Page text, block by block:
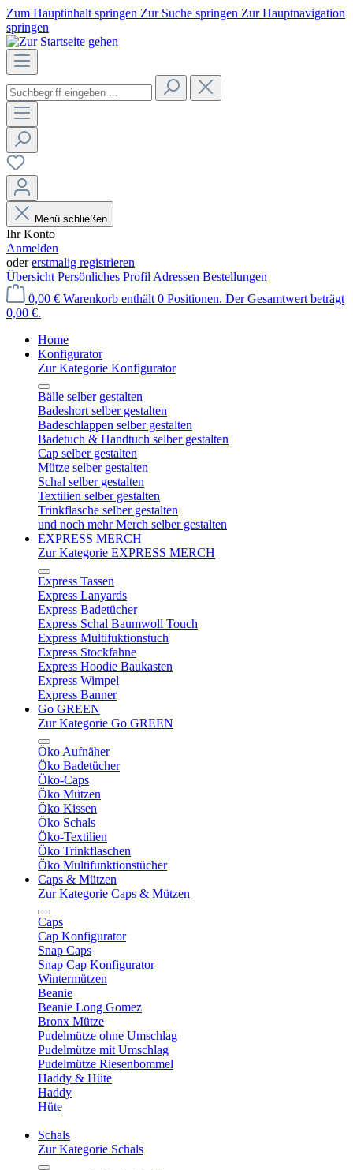
Zum Hauptinhalt springen Zur Suche springen Zur Hauptnavigation
springen
Menü schließen
Ihr Konto
Anmelden
odererstmalig registrieren
Übersicht Persönliches Profil Adressen Bestellungen
0,00 € Warenkorb enthält 0 Positionen. Der Gesamtwert beträgt
0,00 €.
Home
Konfigurator
Zur Kategorie Konfigurator
Bälle selber gestalten
Badeshort selber gestalten
Badeschlappen selber gestalten
Badetuch & Handtuch selber gestalten
Cap selber gestalten
Mütze selber gestalten
Schal selber gestalten
Textilien selber gestalten
Trinkflasche selber gestalten
und noch mehr Merch selber gestalten
EXPRESS MERCH
Zur Kategorie EXPRESS MERCH
Express Tassen
Express Lanyards
Express Badetücher
Express Schal Baumwoll Touch
Express Multifuktionstuch
Express Stockfahne
Express Hoodie Baukasten
Express Wimpel
Express Banner
Go GREEN
Zur Kategorie Go GREEN
Öko Aufnäher
Öko Badetücher
Öko-Caps
Öko Mützen
Öko Kissen
Öko Schals
Öko-Textilien
Öko Trinkflaschen
Öko Multifunktionstücher
Caps & Mützen
Zur Kategorie Caps & Mützen
Caps
Cap Konfigurator
Snap Caps
Snap Cap Konfigurator
Wintermützen
Beanie
Beanie Long Gomez
Bronx Mütze
Pudelmütze ohne Umschlag
Pudelmütze mit Umschlag
Pudelmütze Riesenbommel
Haddy & Hüte
Haddy
Hüte
Schals
Zur Kategorie Schals